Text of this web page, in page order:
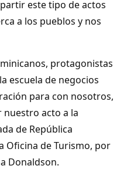
este tipo de actos
a los pueblos y nos
protagonistas
escuela de negocios
para con nosotros,
acto a la
de República
Oficina de Turismo, por
Donaldson.